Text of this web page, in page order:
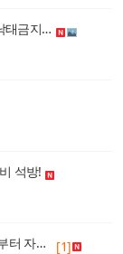
<<<<선의의 피해자 2% , 뒤에 숨은 98% 투기꾼들, 낙태금지법도 , 그렇고, 간통법도, 그렇다.>>>
석방!
QFS 작동원리. 이미 한국에서도 시작했고 부정선거부터 자세하게 적발함. [1]